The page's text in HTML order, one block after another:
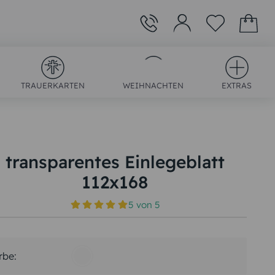
TRAUERKARTEN WEIHNACHTEN EXTRAS
transparentes Einlegeblatt
112x168
5 von5